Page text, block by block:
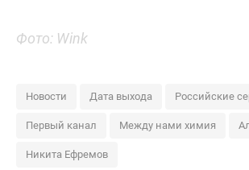
Фото: Wink
Новости Дата выхода Российские
Первый канал Между нами химия
Никита Ефремов